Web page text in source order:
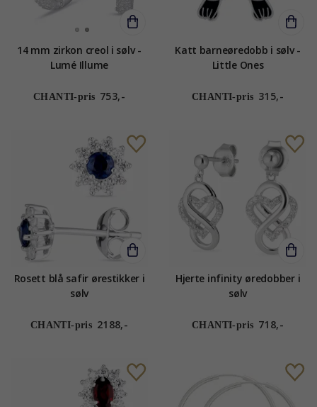
14 mm zirkon creol i sølv -
Lumé Illume
CHANTI-pris 753,-
Katt barneøredobb i sølv -
Little Ones
CHANTI-pris 315,-
Rosett blå safir ørestikker i
sølv
CHANTI-pris 2188,-
Hjerte infinity øredobber i
sølv
CHANTI-pris 718,-